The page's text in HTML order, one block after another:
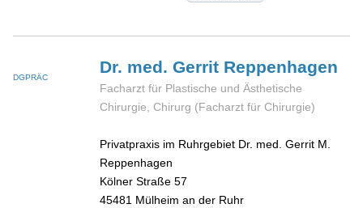
DGPRÄC
Dr. med. Gerrit Reppenhagen
Facharzt für Plastische und Ästhetische
Chirurgie, Chirurg (Facharzt für Chirurgie)
Privatpraxis im Ruhrgebiet Dr. med. Gerrit M.
Reppenhagen
Kölner Straße 57
45481 Mülheim an der Ruhr